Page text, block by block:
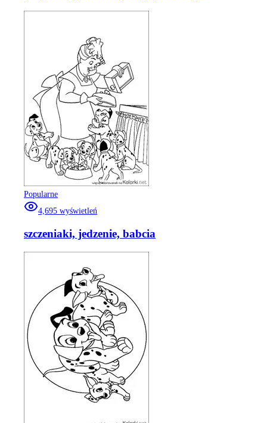
Popularne
4,695 wyświetleń
szczeniaki, jedzenie, babcia